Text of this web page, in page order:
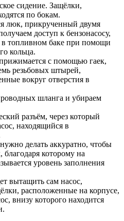
сидение. Защёлки,
по бокам.
люк, прикрученный двумя
доступ к бензонасосу,
в топливном баке при помощи
кольца.
с помощью гаек,
резьбовых штырей,
вокруг отверстия в
шланга и убираем
разъём, через который
находящийся в
делать аккуратно, чтобы
благодаря которому на
уровень заполнения
вытащить сам насос,
расположенные на корпусе,
внизу которого находится